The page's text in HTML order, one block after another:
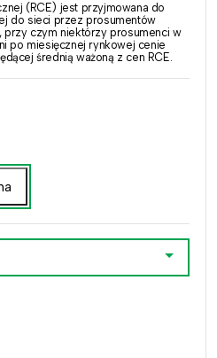
(RCE) jest przyjmowana do
do sieci przez prosumentów
przy czym niektórzy prosumenci w
po miesięcznej rynkowej cenie
średnią ważoną z cen RCE.